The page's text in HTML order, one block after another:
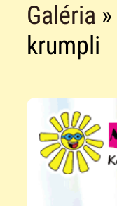
Galéria »
krumpli